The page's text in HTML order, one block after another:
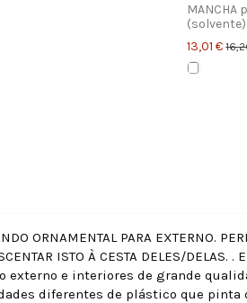
MANCHA
(solvente)
13,01 €
ORNAMENTAL PARA EXTERNO.
ISTO À CESTA DELES/
externo e interiores de grande
diferentes de plástico que pinta